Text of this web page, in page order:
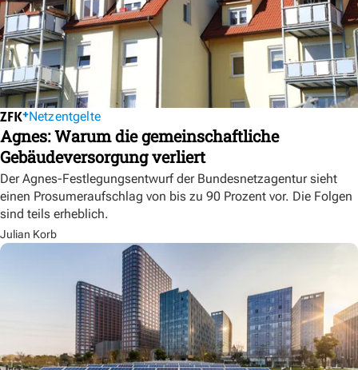
Netzentgelte
Agnes: Warum die gemeinschaftliche
Gebäudeversorgung verliert
Der Agnes-Festlegungsentwurf der Bundesnetzagentur sieht
einen Prosumeraufschlag von bis zu 90 Prozent vor. Die Folgen
sind teils erheblich.
Julian Korb